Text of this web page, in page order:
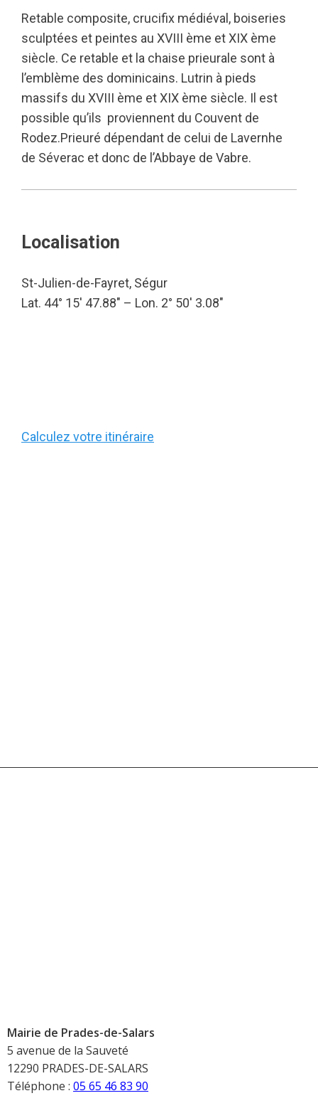
Retable composite, crucifix médiéval, boiseries
sculptées et peintes au XVIII ème et XIX ème
siècle. Ce retable et la chaise prieurale sont à
l’emblème des dominicains. Lutrin à pieds
massifs du XVIII ème et XIX ème siècle. Il est
possible qu’ils proviennent du Couvent de
Rodez.Prieuré dépendant de celui de Lavernhe
de Séverac et donc de l’Abbaye de Vabre.
Localisation
St-Julien-de-Fayret, Ségur
Lat. 44° 15′ 47.88″ – Lon. 2° 50′ 3.08″
Calculez votre itinéraire
Mairie de Prades-de-Salars
5 avenue de la Sauveté
12290 PRADES-DE-SALARS
Téléphone : 05 65 46 83 90